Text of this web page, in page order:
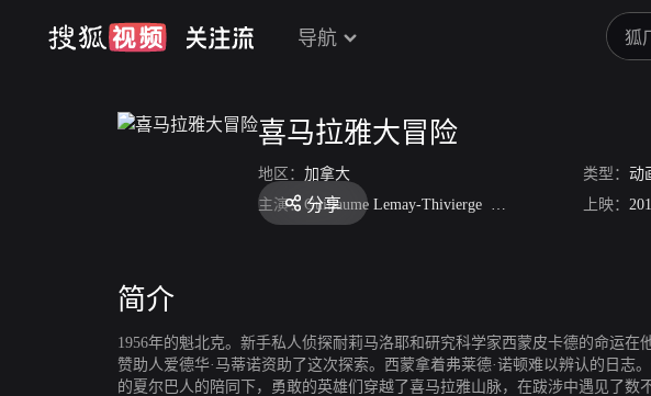
导航
喜马拉雅大冒险
地区： 加拿大 类型： 动
主演： Guillaume Lemay-Thivierge 瑞查·班得瑞 Stephane
上映：
分享
简介
1956年的魁北克。新手私人侦探耐莉马洛耶和研究科学家西蒙皮卡德的命运
赞助人爱德华·马蒂诺资助了这次探索。西蒙拿着弗莱德·诺顿难以辨认的日
的夏尔巴人的陪同下，勇敢的英雄们穿越了喜马拉雅山脉，在跋涉中遇见了